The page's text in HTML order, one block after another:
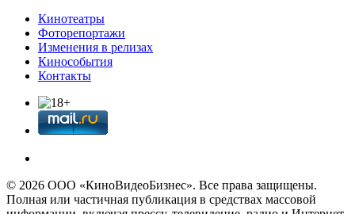
Кинотеатры
Фоторепортажи
Изменения в релизах
Кинособытия
Контакты
© 2026 OOО «КиноВидеоБизнес». Все права защищены.
Полная или частичная публикация в средствах массовой